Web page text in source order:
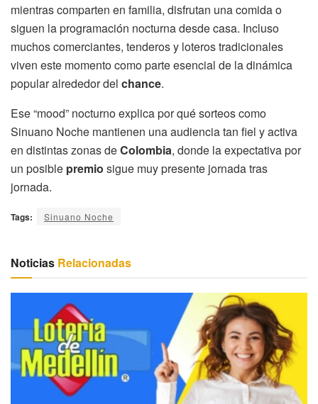
mientras comparten en familia, disfrutan una comida o
siguen la programación nocturna desde casa. Incluso
muchos comerciantes, tenderos y loteros tradicionales
viven este momento como parte esencial de la dinámica
popular alrededor del chance.
Ese “mood” nocturno explica por qué sorteos como
Sinuano Noche mantienen una audiencia tan fiel y activa
en distintas zonas deColombia, donde la expectativa por
un posible premio sigue muy presente jornada tras
jornada.
Tags: Sinuano Noche
Noticias Relacionadas